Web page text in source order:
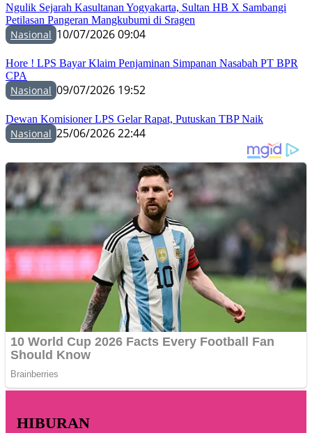
Ngulik Sejarah Kasultanan Yogyakarta, Sultan HB X Sambangi
Petilasan Pangeran Mangkubumi di Sragen
Nasional 10/07/2026 09:04
Hore ! LPS Bayar Klaim Penjaminan Simpanan Nasabah PT BPR
CPA
Nasional 09/07/2026 19:52
Dewan Komisioner LPS Gelar Rapat, Putuskan TBP Naik
Nasional 25/06/2026 22:44
HIBURAN